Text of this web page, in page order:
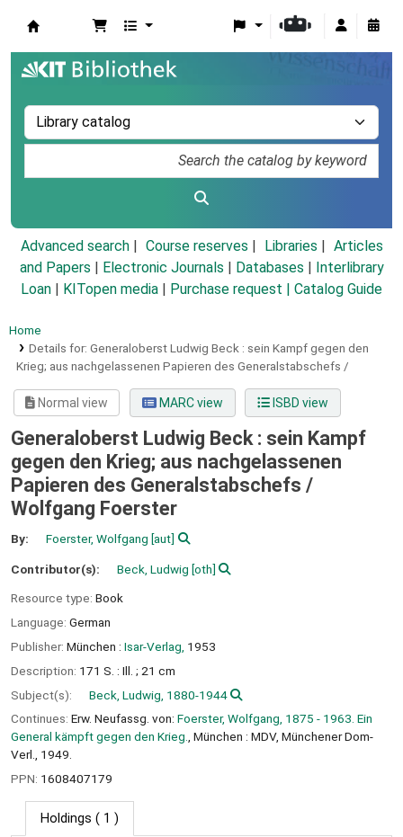
Advanced search Course reserves Libraries
Articles
and Papers
Electronic Journals Databases
Interlibrary
Loan
KITopen media Purchase request | Catalog Guide
Home
Details for: Generaloberst Ludwig Beck : sein Kampf gegen den
Krieg; aus nachgelassenen Papieren des Generalstabschefs /
Normal view MARC view ISBD view
Generaloberst Ludwig Beck : sein Kampf
gegen den Krieg; aus nachgelassenen
Papieren des Generalstabschefs /
Wolfgang Foerster
By: Foerster, Wolfgang [aut]
Contributor(s): Beck, Ludwig [oth]
Resource type: Book
Language: German
Publisher: München : Isar-Verlag, 1953
Description: 171 S. : Ill. ; 21 cm
Subject(s):
Beck, Ludwig, 1880-1944
Continues: Erw. Neufassg. von: Foerster, Wolfgang, 1875 - 1963. Ein
General kämpft gegen den Krieg., München : MDV, Münchener Dom-
Verl., 1949.
PPN: 1608407179
Holdings ( 1 )